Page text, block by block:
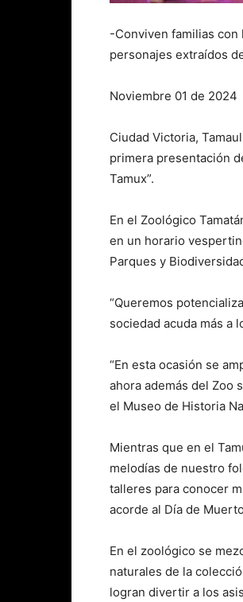
-Conviven familias
personajes extraídos
Noviembre 01 de 2024
Ciudad Victoria,
primera presentación
Tamux”.
En el Zoológico
en un horario
Parques y
“Queremos
sociedad acuda más a
“En esta ocasión se
ahora además del Zoo
el Museo de Historia
Mientras que en el
melodías de nuestro
talleres para conocer
acorde al Día de
En el zoológico se
naturales de la
logran divertir a los